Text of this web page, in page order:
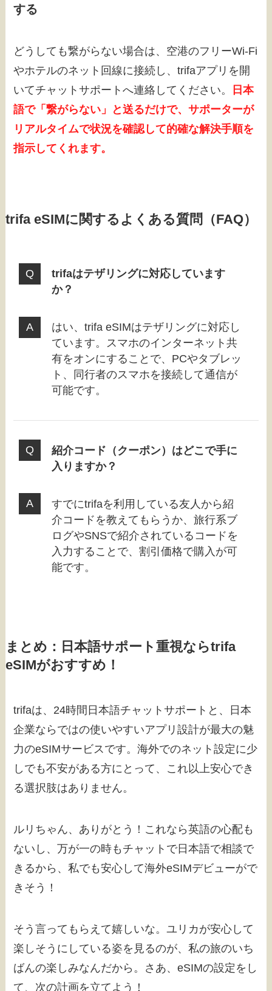
する
どうしても繋がらない場合は、空港のフリーWi-Fi
やホテルのネット回線に接続し、trifaアプリを開
いてチャットサポートへ連絡してください。
日本
語で「繋がらない」と送るだけで、サポーターが
リアルタイムで状況を確認して的確な解決手順を
指示してくれます。
trifa eSIMに関するよくある質問（FAQ）
trifaはテザリングに対応しています
か？
はい、trifa eSIMはテザリングに対応し
ています。スマホのインターネット共
有をオンにすることで、PCやタブレッ
ト、同行者のスマホを接続して通信が
可能です。
紹介コード（クーポン）はどこで手に
入りますか？
すでにtrifaを利用している友人から紹
介コードを教えてもらうか、旅行系ブ
ログやSNSで紹介されているコードを
入力することで、割引価格で購入が可
能です。
まとめ：日本語サポート重視ならtrifa
eSIMがおすすめ！
trifaは、24時間日本語チャットサポートと、日本
企業ならではの使いやすいアプリ設計が最大の魅
力のeSIMサービスです。海外でのネット設定に少
しでも不安がある方にとって、これ以上安心でき
る選択肢はありません。
ルリちゃん、ありがとう！これなら英語の心配も
ないし、万が一の時もチャットで日本語で相談で
きるから、私でも安心して海外eSIMデビューがで
きそう！
そう言ってもらえて嬉しいな。ユリカが安心して
楽しそうにしている姿を見るのが、私の旅のいち
ばんの楽しみなんだから。さあ、eSIMの設定をし
て、次の計画を立てよう！